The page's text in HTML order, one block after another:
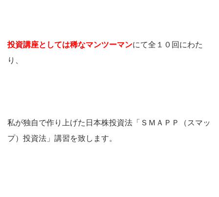
投資講座としては稀なマンツーマンにて全１０回にわた
り、
私が独自で作り上げた日本株投資法「ＳＭＡＰＰ（スマッ
プ）投資法」講習を致します。